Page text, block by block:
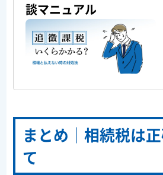
談マニュアル
まとめ｜相続税は
て